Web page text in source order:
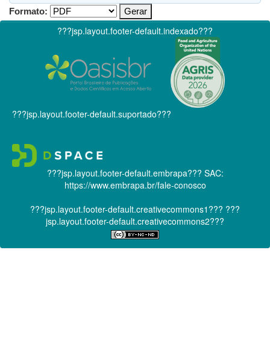
Formato:
???jsp.layout.footer-default.indexado???
???jsp.layout.footer-default.suportado???
???jsp.layout.footer-default.embrapa??? SAC:
https://www.embrapa.br/fale-conosco
???jsp.layout.footer-default.creativecommons1??? ???
jsp.layout.footer-default.creativecommons2???